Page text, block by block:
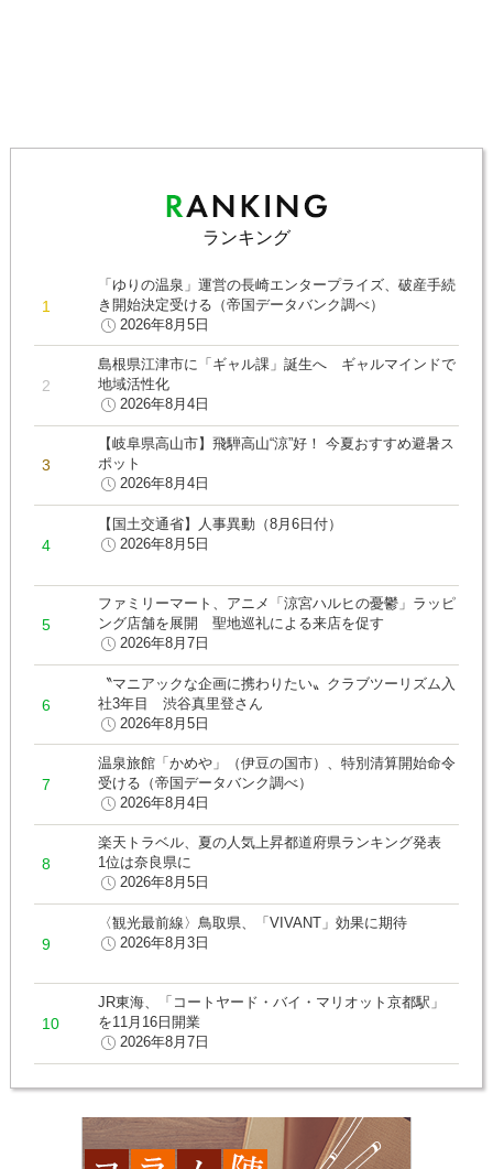
ランキング
「ゆりの温泉」運営の長崎エンタープライズ、破産手続
き開始決定受ける（帝国データバンク調べ）
2026年8月5日
島根県江津市に「ギャル課」誕生へ ギャルマインドで
地域活性化
2026年8月4日
【岐阜県高山市】飛騨高山“涼”好！ 今夏おすすめ避暑ス
ポット
2026年8月4日
【国土交通省】人事異動（8月6日付）
2026年8月5日
ファミリーマート、アニメ「涼宮ハルヒの憂鬱」ラッピ
ング店舗を展開 聖地巡礼による来店を促す
2026年8月7日
〝マニアックな企画に携わりたい〟クラブツーリズム入
社3年目 渋谷真里登さん
2026年8月5日
温泉旅館「かめや」（伊豆の国市）、特別清算開始命令
受ける（帝国データバンク調べ）
2026年8月4日
楽天トラベル、夏の人気上昇都道府県ランキング発表
1位は奈良県に
2026年8月5日
〈観光最前線〉鳥取県、「VIVANT」効果に期待
2026年8月3日
JR東海、「コートヤード・バイ・マリオット京都駅」
を11月16日開業
2026年8月7日